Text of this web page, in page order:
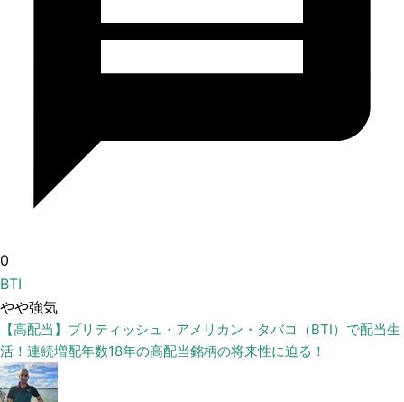
0
BTI
やや強気
【高配当】ブリティッシュ・アメリカン・タバコ（BTI）で配当生
活！連続増配年数18年の高配当銘柄の将来性に迫る！